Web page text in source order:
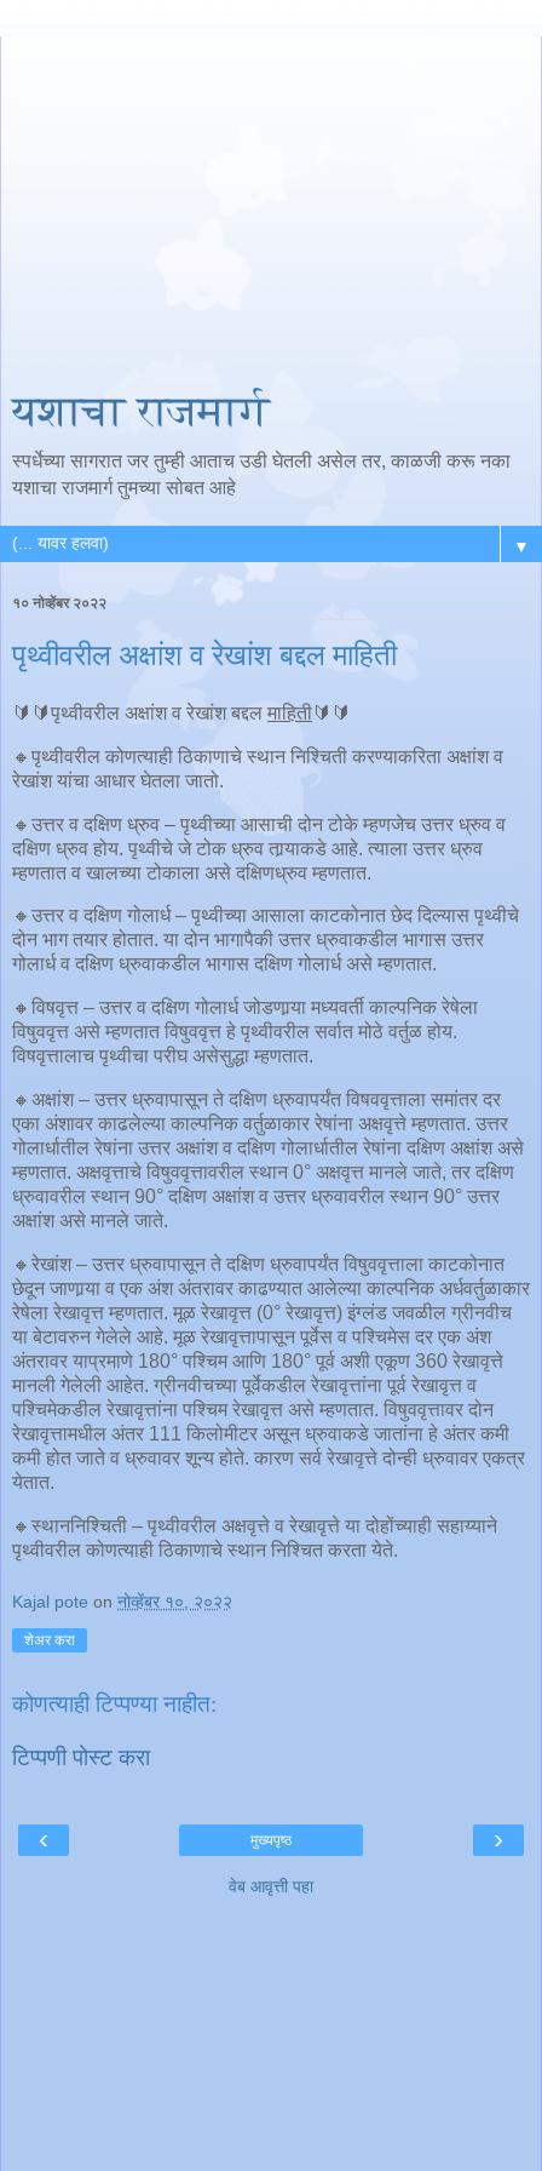
यशाचा राजमार्ग
स्पर्धेच्या सागरात जर तुम्ही आताच उडी घेतली असेल तर, काळजी करू नका
यशाचा राजमार्ग तुमच्या सोबत आहे
▼
१० नोव्हेंबर २०२२
पृथ्वीवरील अक्षांश व रेखांश बद्दल माहिती
🔰🔰पृथ्वीवरील अक्षांश व रेखांश बद्दल माहिती🔰🔰
🔸पृथ्वीवरील कोणत्याही ठिकाणाचे स्थान निश्चिती करण्याकरिता अक्षांश व
रेखांश यांचा आधार घेतला जातो.
🔸उत्तर व दक्षिण ध्रुव – पृथ्वीच्या आसाची दोन टोके म्हणजेच उत्तर ध्रुव व
दक्षिण ध्रुव होय. पृथ्वीचे जे टोक ध्रुव तार्‍याकडे आहे. त्याला उत्तर ध्रुव
म्हणतात व खालच्या टोकाला असे दक्षिणध्रुव म्हणतात.
🔸उत्तर व दक्षिण गोलार्ध – पृथ्वीच्या आसाला काटकोनात छेद दिल्यास पृथ्वीचे
दोन भाग तयार होतात. या दोन भागापैकी उत्तर ध्रुवाकडील भागास उत्तर
गोलार्ध व दक्षिण ध्रुवाकडील भागास दक्षिण गोलार्ध असे म्हणतात.
🔸विषवृत्त – उत्तर व दक्षिण गोलार्ध जोडणार्‍या मध्यवर्ती काल्पनिक रेषेला
विषुववृत्त असे म्हणतात विषुववृत्त हे पृथ्वीवरील सर्वात मोठे वर्तुळ होय.
विषवृत्तालाच पृथ्वीचा परीघ असेसुद्धा म्हणतात.
🔸अक्षांश – उत्तर ध्रुवापासून ते दक्षिण ध्रुवापर्यंत विषववृत्ताला समांतर दर
एका अंशावर काढलेल्या काल्पनिक वर्तुळाकार रेषांना अक्षवृत्ते म्हणतात. उत्तर
गोलार्धातील रेषांना उत्तर अक्षांश व दक्षिण गोलार्धातील रेषांना दक्षिण अक्षांश असे
म्हणतात. अक्षवृत्ताचे विषुववृत्तावरील स्थान 0° अक्षवृत्त मानले जाते, तर दक्षिण
ध्रुवावरील स्थान 90° दक्षिण अक्षांश व उत्तर ध्रुवावरील स्थान 90° उत्तर
अक्षांश असे मानले जाते.
🔸रेखांश – उत्तर ध्रुवापासून ते दक्षिण ध्रुवापर्यंत विषुववृत्ताला काटकोनात
छेदून जाणार्‍या व एक अंश अंतरावर काढण्यात आलेल्या काल्पनिक अर्धवर्तुळाकार
रेषेला रेखावृत्त म्हणतात. मूळ रेखावृत्त (0° रेखावृत्त) इंग्लंड जवळील ग्रीनवीच
या बेटावरुन गेलेले आहे. मूळ रेखावृत्तापासून पूर्वेस व पश्चिमेस दर एक अंश
अंतरावर याप्रमाणे 180° पश्चिम आणि 180° पूर्व अशी एकूण 360 रेखावृत्ते
मानली गेलेली आहेत. ग्रीनवीचच्या पूर्वेकडील रेखावृत्तांना पूर्व रेखावृत्त व
पश्चिमेकडील रेखावृत्तांना पश्चिम रेखावृत्त असे म्हणतात. विषुववृत्तावर दोन
रेखावृत्तामधील अंतर 111 किलोमीटर असून ध्रुवाकडे जातांना हे अंतर कमी
कमी होत जाते व ध्रुवावर शून्य होते. कारण सर्व रेखावृत्ते दोन्ही ध्रुवावर एकत्र
येतात.
🔸स्थाननिश्चिती – पृथ्वीवरील अक्षवृत्ते व रेखावृत्ते या दोहोंच्याही सहाय्याने
पृथ्वीवरील कोणत्याही ठिकाणाचे स्थान निश्चित करता येते.
Kajal pote on नोव्हेंबर १०, २०२२
शेअर करा
कोणत्याही टिप्पण्‍या नाहीत:
टिप्पणी पोस्ट करा
‹ ›
मुख्यपृष्ठ
वेब आवृत्ती पहा